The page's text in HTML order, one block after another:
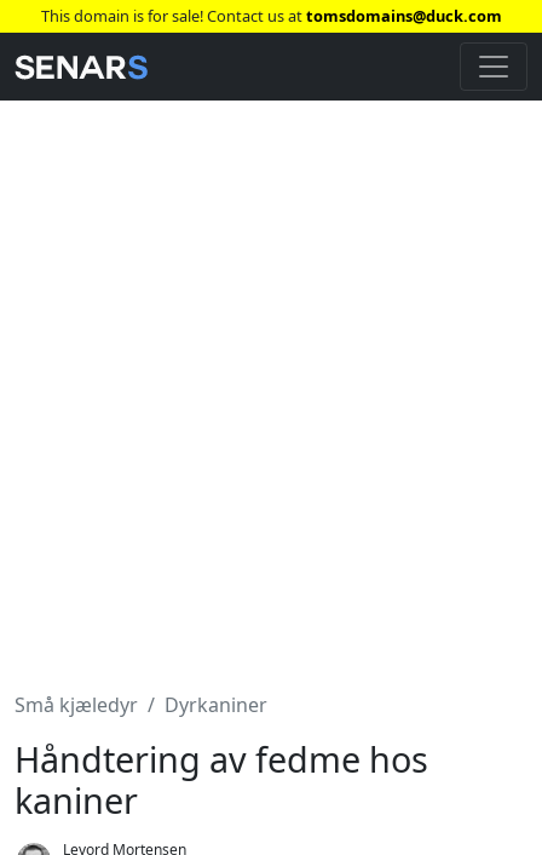
This domain is for sale! Contact us attomsdomains@duck.com
Små kjæledyr Dyrkaniner
Håndtering av fedme hos
kaniner
Levord Mortensen